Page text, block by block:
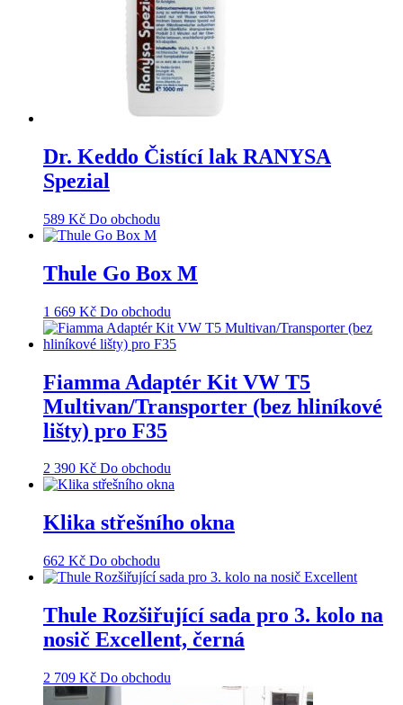
Dr. Keddo Čistící lak RANYSA
Spezial
589 Kč Do obchodu
Thule Go Box M
1 669 Kč Do obchodu
Fiamma Adaptér Kit VW T5
Multivan/Transporter (bez hliníkové
lišty) pro F35
2 390 Kč Do obchodu
Klika střešního okna
662 Kč Do obchodu
Thule Rozšiřující sada pro 3. kolo na
nosič Excellent, černá
2 709 Kč Do obchodu